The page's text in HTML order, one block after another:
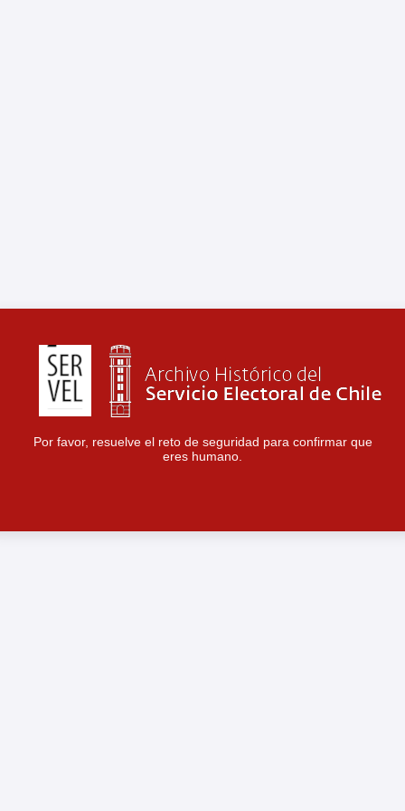
Por favor, resuelve el reto de seguridad para confirmar que
eres humano.